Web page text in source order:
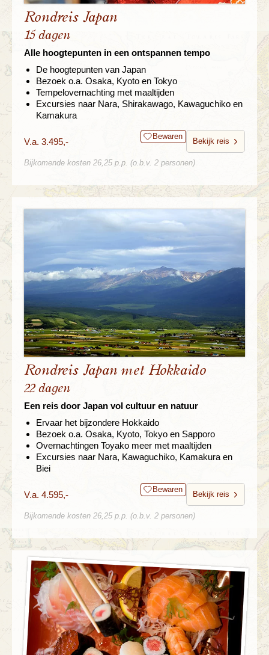
Rondreis Japan
15 dagen
Alle hoogtepunten in een ontspannen tempo
De hoogtepunten van Japan
Bezoek o.a. Osaka, Kyoto en Tokyo
Tempelovernachting met maaltijden
Excursies naar Nara, Shirakawago, Kawaguchiko en
Kamakura
V.a. 3.495,- Bewaren
Bekijk reis
Bijkomende kosten 26,25 p.p. (o.b.v. 2 personen)
Rondreis Japan met Hokkaido
22 dagen
Een reis door Japan vol cultuur en natuur
Ervaar het bijzondere Hokkaido
Bezoek o.a. Osaka, Kyoto, Tokyo en Sapporo
Overnachtingen Toyako meer met maaltijden
Excursies naar Nara, Kawaguchiko, Kamakura en
Biei
V.a. 4.595,- Bewaren
Bekijk reis
Bijkomende kosten 26,25 p.p. (o.b.v. 2 personen)